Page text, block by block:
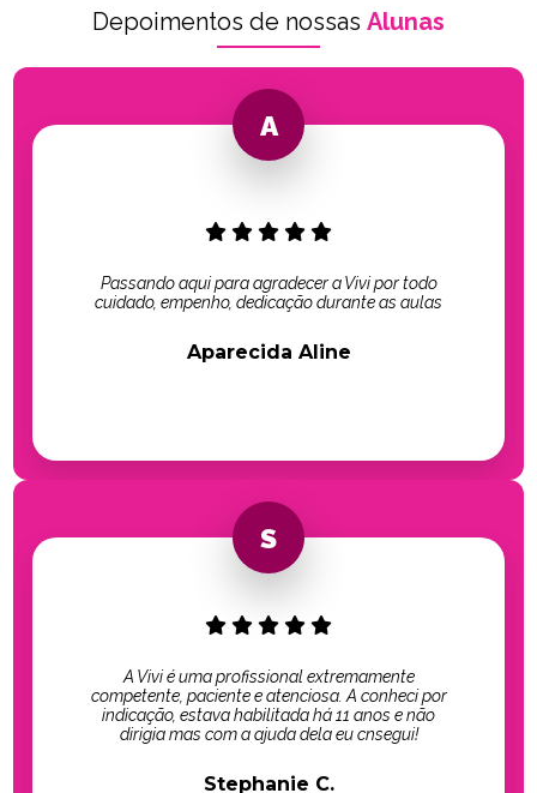
Depoimentos de nossas Alunas
Passando aqui para agradecer a Vivi por todo
cuidado, empenho, dedicação durante as aulas
Aparecida Aline
A Vivi é uma profissional extremamente
competente, paciente e atenciosa. A conheci por
indicação, estava habilitada há 11 anos e não
dirigia mas com a ajuda dela eu cnsegui!
Stephanie C.